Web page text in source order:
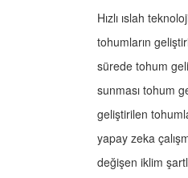
Hızlı ıslah
tohumların
sürede tohum
sunması tohum
geliştirilen
yapay zeka
değişen iklim